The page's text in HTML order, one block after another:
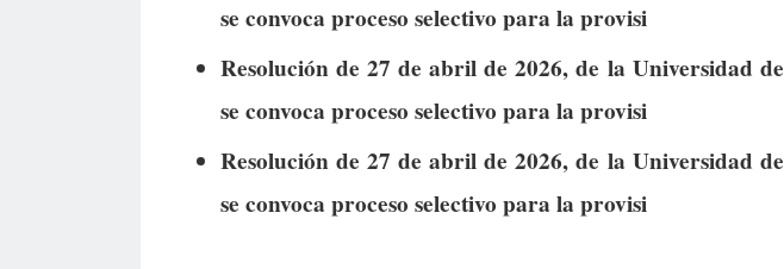
se convoca proceso selectivo para la provisi
Resolución de 27 de abril de 2026, de la Universidad
se convoca proceso selectivo para la provisi
Resolución de 27 de abril de 2026, de la Universidad
se convoca proceso selectivo para la provisi